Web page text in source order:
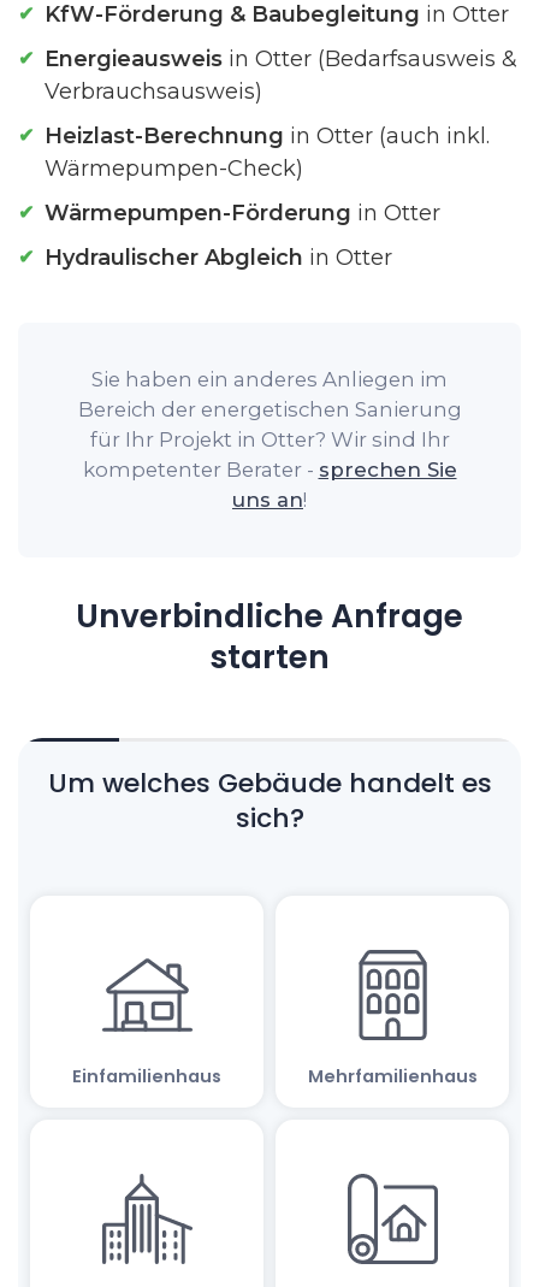
KfW-Förderung & Baubegleitung in Otter
Energieausweis in Otter (Bedarfsausweis &
Verbrauchsausweis)
Heizlast-Berechnung in Otter (auch inkl.
Wärmepumpen-Check)
Wärmepumpen-Förderung in Otter
Hydraulischer Abgleich in Otter
Sie haben ein anderes Anliegen im
Bereich der energetischen Sanierung
für Ihr Projekt in Otter? Wir sind Ihr
kompetenter Berater - sprechen Sie
uns an!
Unverbindliche Anfrage
starten